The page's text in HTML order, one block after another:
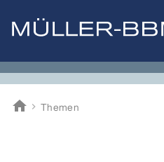
home
Müller-BBM
Themen